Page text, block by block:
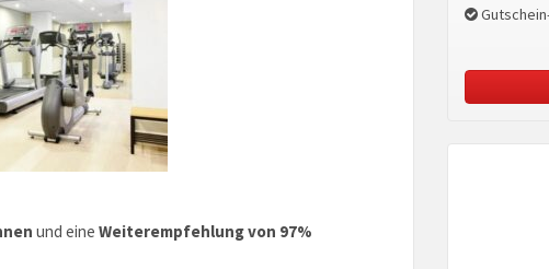
und eine Weiterempfehlung von 97%